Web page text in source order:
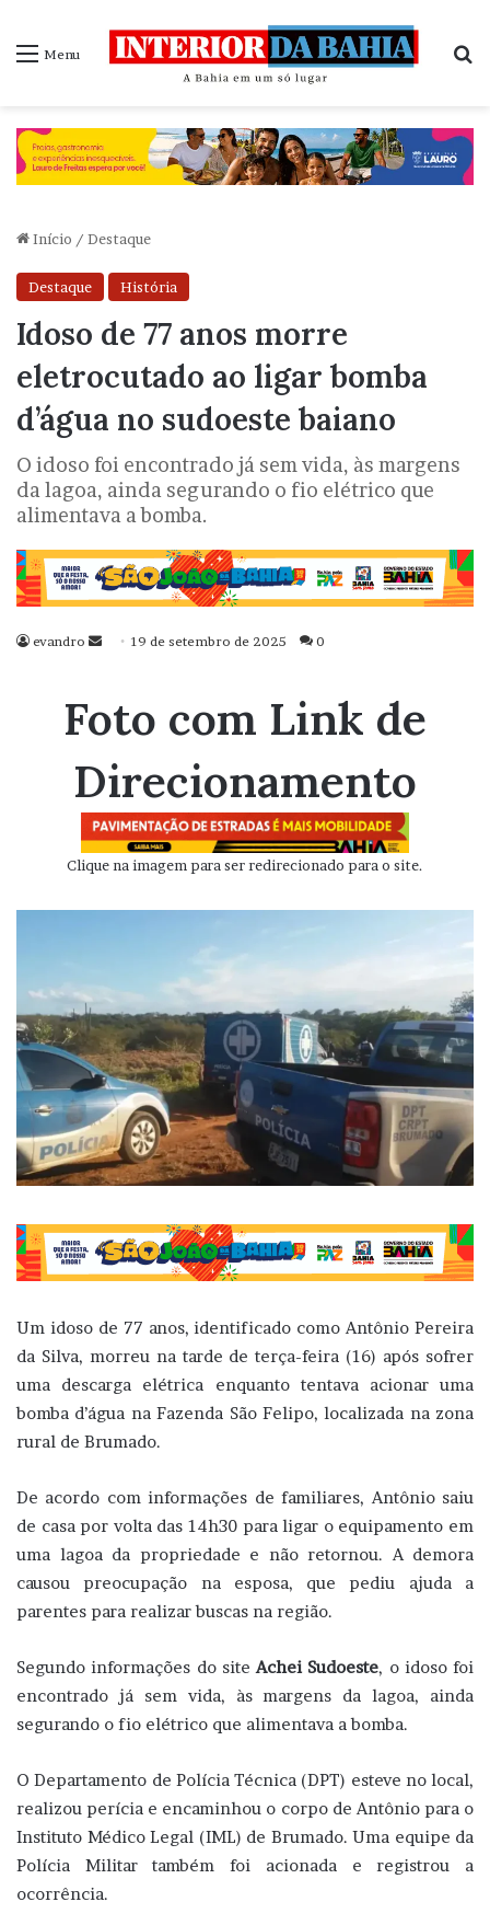
Menu
Início / Destaque
Destaque História
Idoso de 77 anos morre
eletrocutado ao ligar bomba
d’água no sudoeste baiano
O idoso foi encontrado já sem vida, às margens
da lagoa, ainda segurando o fio elétrico que
alimentava a bomba.
evandro
Mande
mail
19 de setembro de 2025 0
Foto com Link de
Direcionamento
Clique na imagem para ser redirecionado para o site.
Um idoso de 77 anos, identificado como Antônio Pereira
da Silva, morreu na tarde de terça-feira (16) após sofrer
uma descarga elétrica enquanto tentava acionar uma
bomba d’água na Fazenda São Felipo, localizada na zona
rural de Brumado.
De acordo com informações de familiares, Antônio saiu
de casa por volta das 14h30 para ligar o equipamento em
uma lagoa da propriedade e não retornou. A demora
causou preocupação na esposa, que pediu ajuda a
parentes para realizar buscas na região.
Segundo informações do site Achei Sudoeste, o idoso foi
encontrado já sem vida, às margens da lagoa, ainda
segurando o fio elétrico que alimentava a bomba.
O Departamento de Polícia Técnica (DPT) esteve no local,
realizou perícia e encaminhou o corpo de Antônio para o
Instituto Médico Legal (IML) de Brumado. Uma equipe da
Polícia Militar também foi acionada e registrou a
ocorrência.